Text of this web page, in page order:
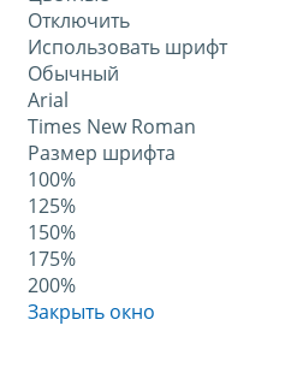
Отключить
Использовать шрифт
Обычный
Arial
Times New Roman
Размер шрифта
100%
125%
150%
175%
200%
Закрыть окно